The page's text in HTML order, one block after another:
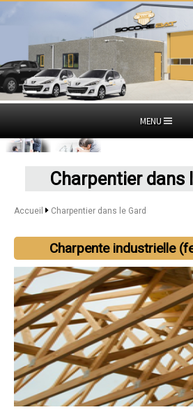
MENU
Charpentier dans
Accueil Charpentier dans le Gard
Charpente industrielle